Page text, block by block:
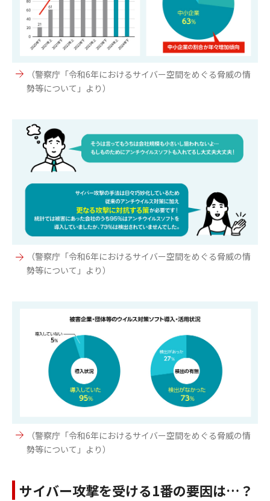
（警察庁「令和6年におけるサイバー空間をめぐる脅威の情
勢等について」より）
（警察庁「令和6年におけるサイバー空間をめぐる脅威の情
勢等について」より）
（警察庁「令和6年におけるサイバー空間をめぐる脅威の情
勢等について」より）
サイバー攻撃を受ける1番の要因は…？